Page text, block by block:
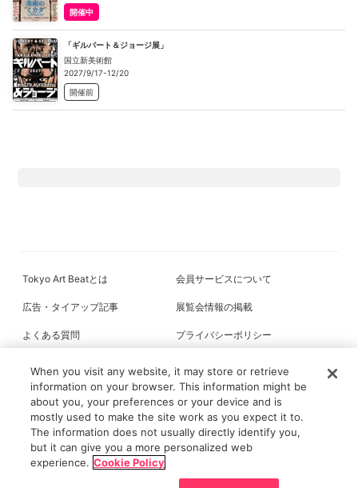
開催中
「ギルバート＆ジョージ展」
国立新美術館
2027/9/17-12/20
開催前
Tokyo Art Beatとは 会員サービスについて
広告・タイアップ記事 展覧会情報の掲載
よくある質問 プライバシーポリシー
All content on this site is © its respective owner(s). Tokyo Art Beat (2004-
2026).
When you visit any website, it may store or retrieve
information on your browser. This information might be
about you, your preferences or your device and is
mostly used to make the site work as you expect it to.
The information does not usually directly identify you,
but it can give you a more personalized web
experience. Cookie Policy